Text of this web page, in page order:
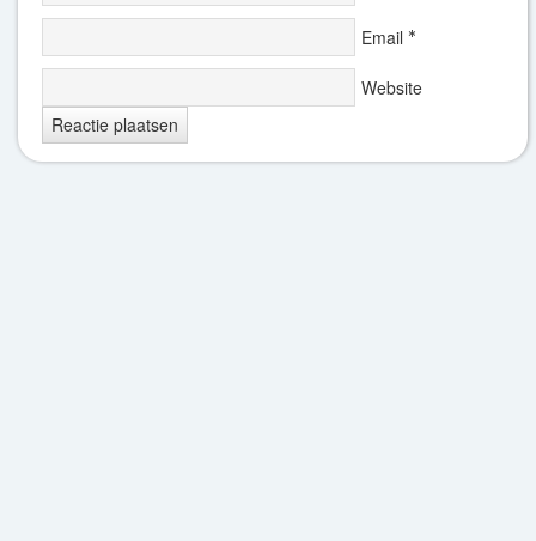
Email *
Website